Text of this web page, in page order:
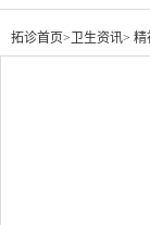
拓诊首页> 卫生资讯> 精